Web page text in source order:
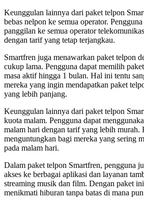
Keunggulan lainnya dari paket telpon
bebas nelpon ke semua operator.
panggilan ke semua operator
dengan tarif yang tetap terjangkau.
Smartfren juga menawarkan paket telpon
cukup lama. Pengguna dapat memilih
masa aktif hingga 1 bulan. Hal ini tentu
mereka yang ingin mendapatkan paket
yang lebih panjang.
Keunggulan lainnya dari paket telpon
kuota malam. Pengguna dapat
malam hari dengan tarif yang lebih murah.
menguntungkan bagi mereka yang sering
pada malam hari.
Dalam paket telpon Smartfren, pengguna
akses ke berbagai aplikasi dan layanan
streaming musik dan film. Dengan paket
menikmati hiburan tanpa batas di mana